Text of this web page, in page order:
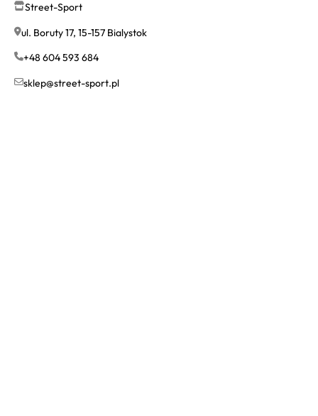
Street-Sport
ul. Boruty 17, 15-157 Bialystok
+48 604 593 684
sklep@street-sport.pl